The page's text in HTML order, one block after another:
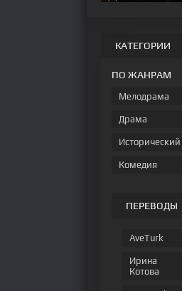
КАТЕГОРИИ
ПО ЖАНРАМ
Мелодрама
Драма
Исторический
Комедия
ПЕРЕВОДЫ
AveTurk
Ирина
Котова